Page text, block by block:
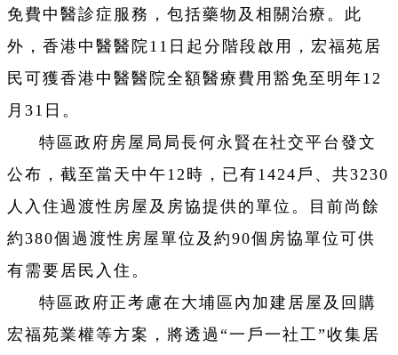
免費中醫診症服務，包括藥物及相關治療。此
外，香港中醫醫院11日起分階段啟用，宏福苑居
民可獲香港中醫醫院全額醫療費用豁免至明年12
月31日。
特區政府房屋局局長何永賢在社交平台發文
公布，截至當天中午12時，已有1424戶、共3230
人入住過渡性房屋及房協提供的單位。目前尚餘
約380個過渡性房屋單位及約90個房協單位可供
有需要居民入住。
特區政府正考慮在大埔區內加建居屋及回購
宏福苑業權等方案，將透過“一戶一社工”收集居